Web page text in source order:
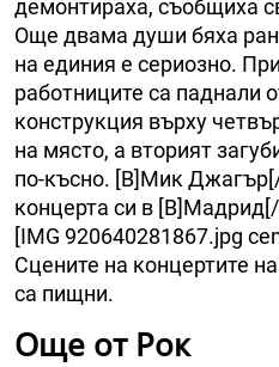
демонтираха, съобщиха
Още двама души бяха
на единия е сериозно.
работниците са паднали
конструкция върху
на място, а вторият
по-късно. [B]Мик
концерта си в
[IMG 920640281867.jpg
Сцените на концертите
са пищни.
Още от Рок